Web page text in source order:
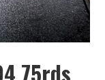
75rds